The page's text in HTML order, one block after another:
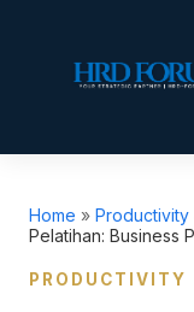
Home » Productivity
Pelatihan: Business
PRODUCTIVITY